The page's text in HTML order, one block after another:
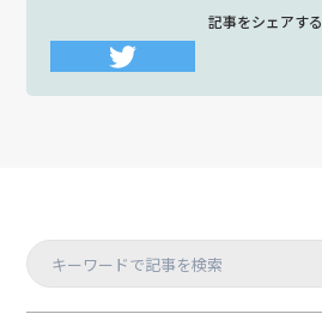
記事をシェアする